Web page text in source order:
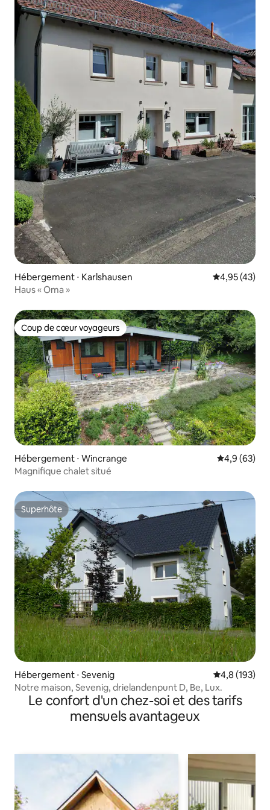
Hébergement ⋅ Karlshausen Évaluation
4,95 (43)
Haus « Oma »
Coup de cœur voyageurs
Coup de cœur voyageurs
Hébergement ⋅ Wincrange Évaluation
4,9 (63)
Magnifique chalet situé
Superhôte
Superhôte
Hébergement ⋅ Sevenig Évaluation
4,8 (193)
Notre maison, Sevenig, drielandenpunt D, Be, Lux.
Le confort d'un chez-soi et des tarifs
mensuels avantageux